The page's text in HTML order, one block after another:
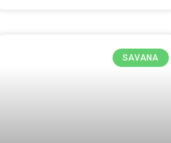
SAVANA